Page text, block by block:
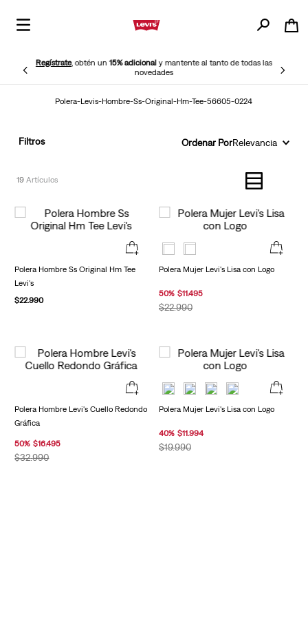
Regístrate, obtén un15% adicionaly mantente al tanto de todas las
novedades
Polera-Levis-Hombre-Ss-Original-Hm-Tee-56605-0224
Filtros Ordenar PorRelevancia
19
Polera Hombre Ss Original Hm Tee
Levi's
$22.990
Polera Mujer Levi's Lisa con Logo
50% $11.495
$22.990
Polera Hombre Levi's Cuello Redondo
Gráfica
50% $16.495
$32.990
Polera Mujer Levi's Lisa con Logo
40% $11.994
$19.990